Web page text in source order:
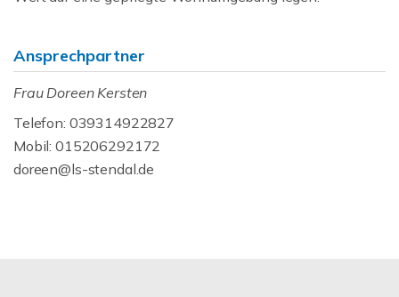
Ansprechpartner
Frau Doreen Kersten
Telefon: 039314922827
Mobil: 015206292172
doreen@ls-stendal.de